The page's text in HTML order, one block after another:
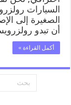
السيارات
الصغيرة إلى
أن تبدو
أكمل القراءة »